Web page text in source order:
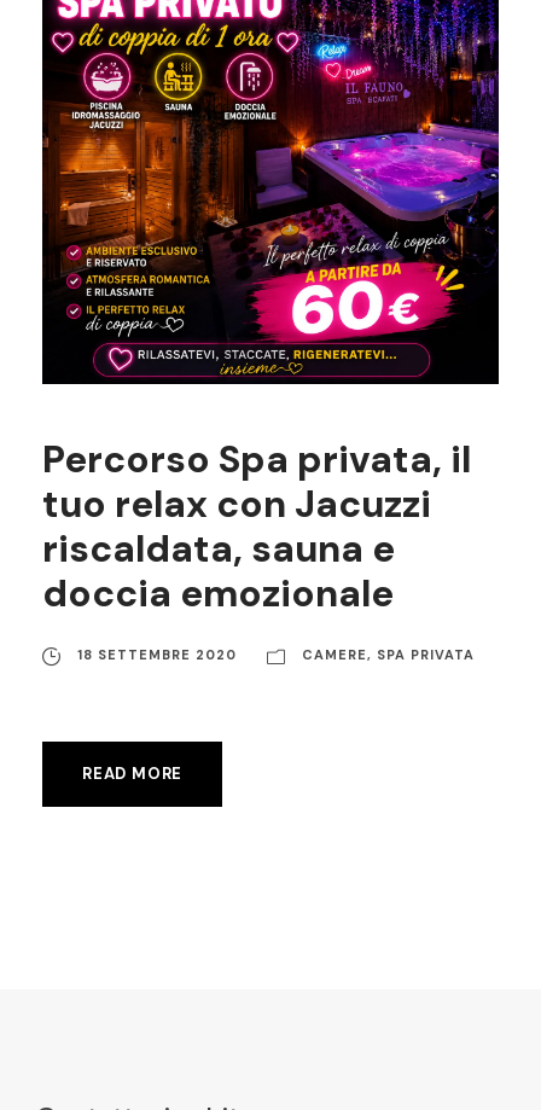
Percorso Spa privata, il
tuo relax con Jacuzzi
riscaldata, sauna e
doccia emozionale
18 SETTEMBRE 2020 CAMERE, SPA PRIVATA
READ MORE